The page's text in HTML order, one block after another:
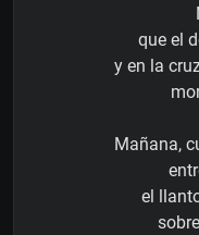
que el
y en la
Mañana,
el